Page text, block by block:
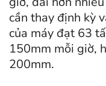
cần thay định kỳ
của máy đạt 63
150mm mỗi giờ,
200mm.